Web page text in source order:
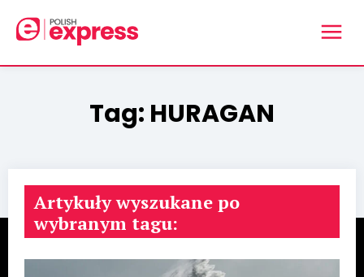
Tag: HURAGAN
Artykuły wyszukane po
wybranym tagu: